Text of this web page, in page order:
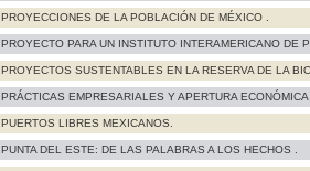
PROYECCIONES DE LA POBLACIÓN DE MÉXICO .
PROYECTO PARA UN INSTITUTO INTERAMERICANO DE
PROYECTOS SUSTENTABLES EN LA RESERVA DE LA
PRÁCTICAS EMPRESARIALES Y APERTURA
PUERTOS LIBRES MEXICANOS.
PUNTA DEL ESTE: DE LAS PALABRAS A LOS HECHOS .